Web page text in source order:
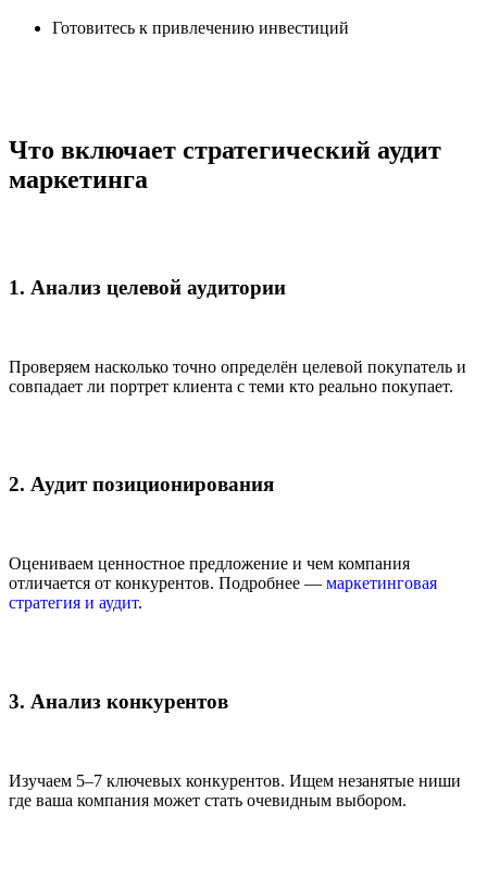
Готовитесь к привлечению инвестиций
Что включает стратегический аудит
маркетинга
1. Анализ целевой аудитории
Проверяем насколько точно определён целевой покупатель и
совпадает ли портрет клиента с теми кто реально покупает.
2. Аудит позиционирования
Оцениваем ценностное предложение и чем компания
отличается от конкурентов. Подробнее — маркетинговая
стратегия и аудит.
3. Анализ конкурентов
Изучаем 5–7 ключевых конкурентов. Ищем незанятые ниши
где ваша компания может стать очевидным выбором.